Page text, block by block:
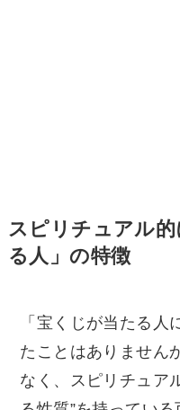
スピリチュアル
る人」の特徴
「宝くじが当たる人
たことはありません
なく、スピリチュア